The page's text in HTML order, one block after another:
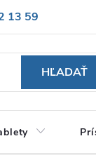
13 59
HĽADAŤ